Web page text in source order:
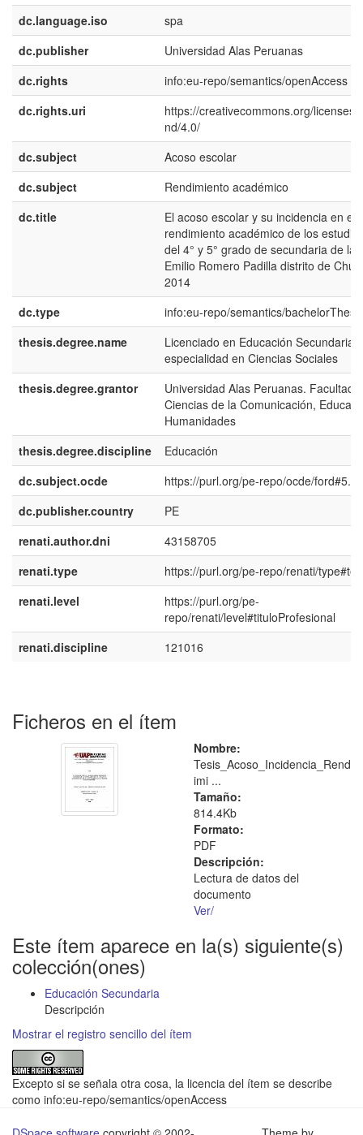
dc.language.iso
spa
dc.publisher
Universidad Alas Peruanas
dc.rights
info:eu-repo/semantics/openAccess
dc.rights.uri
https://creativecommons.org/licenses/
nd/4.0/
dc.subject
Acoso escolar
dc.subject
Rendimiento académico
dc.title
El acoso escolar y su incidencia en el
rendimiento académico de los
del 4° y 5° grado de secundaria de la
Emilio Romero Padilla distrito de
2014
dc.type
info:eu-repo/semantics/bachelorThesis
thesis.degree.name
Licenciado en Educación Secundaria
especialidad en Ciencias Sociales
thesis.degree.grantor
Universidad Alas Peruanas. Facultad
Ciencias de la Comunicación,
Humanidades
thesis.degree.discipline
Educación
dc.subject.ocde
https://purl.org/pe-repo/ocde/
dc.publisher.country
PE
renati.author.dni
43158705
renati.type
https://purl.org/pe-repo/renati/
renati.level
https://purl.org/pe-
repo/renati/level#tituloProfesional
renati.discipline
121016
Ficheros en el ítem
Nombre:
Tesis_Acoso_Incidencia_Rend
imi ...
Tamaño:
814.4Kb
Formato:
PDF
Descripción:
Lectura de datos del
documento
Ver/
Este ítem aparece en la(s) siguiente(s)
colección(ones)
Educación Secundaria
Descripción
Mostrar el registro sencillo del ítem
Excepto si se señala otra cosa, la licencia del ítem se describe
como info:eu-repo/semantics/openAccess